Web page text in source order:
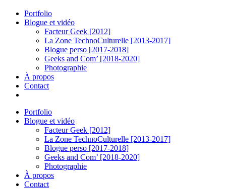
Menu
Portfolio
Blogue et vidéo
Facteur Geek [2012]
La Zone TechnoCulturelle [2013-2017]
Blogue perso [2017-2018]
Geeks and Com’ [2018-2020]
Photographie
À propos
Contact
Portfolio
Blogue et vidéo
Facteur Geek [2012]
La Zone TechnoCulturelle [2013-2017]
Blogue perso [2017-2018]
Geeks and Com’ [2018-2020]
Photographie
À propos
Contact